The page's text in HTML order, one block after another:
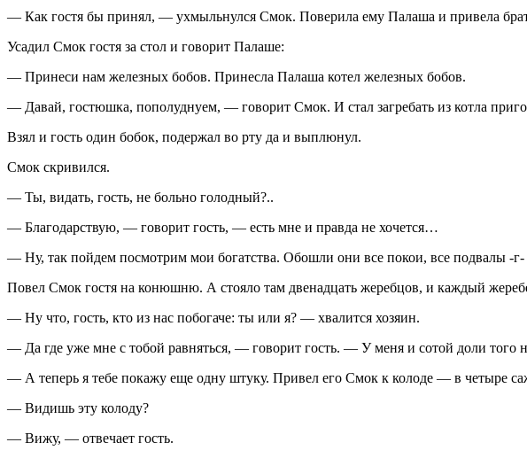
— Как гостя бы принял, — ухмыльнулся Смок. Поверила ему Палаша и привела
Усадил Смок гостя за стол и говорит Палаше:
— Принеси нам железных бобов. Принесла Палаша котел железных бобов.
— Давай, гостюшка, пополуднуем, — говорит Смок. И стал загребать из котла
Взял и гость один бобок, подержал во рту да и выплюнул.
Смок скривился.
— Ты, видать, гость, не больно голодный?..
— Благодарствую, — говорит гость, — есть мне и правда не хочется…
— Ну, так пойдем посмотрим мои богатства. Обошли они все покои, все подвалы -
Повел Смок гостя на конюшню. А стояло там двенадцать жеребцов, и каждый
— Ну что, гость, кто из нас побогаче: ты или я? — хвалится хозяин.
— Да где уже мне с тобой равняться, — говорит гость. — У меня и сотой доли того
— А теперь я тебе покажу еще одну штуку. Привел его Смок к колоде — в четыре
— Видишь эту колоду?
— Вижу, — отвечает гость.